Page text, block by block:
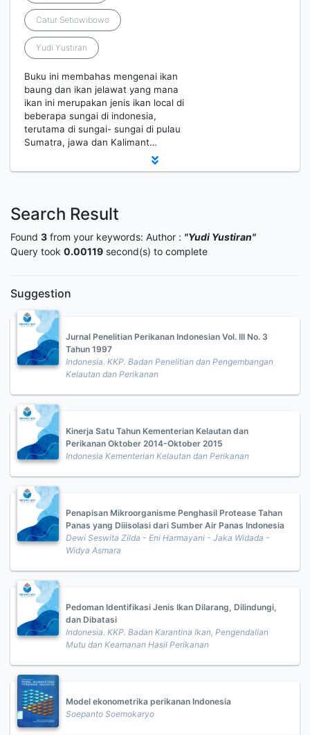
Catur Setiowibowo
Yudi Yustiran
Buku ini membahas mengenai ikan
baung dan ikan jelawat yang mana
ikan ini merupakan jenis ikan local di
beberapa sungai di indonesia,
terutama di sungai- sungai di pulau
Sumatra, jawa dan Kalimant…
Search Result
Found 3 from your keywords: Author : "Yudi Yustiran"
Query took 0.00119 second(s) to complete
Suggestion
Jurnal Penelitian Perikanan Indonesian Vol. III No. 3
Tahun 1997
Indonesia. KKP. Badan Penelitian dan Pengembangan
Kelautan dan Perikanan
Kinerja Satu Tahun Kementerian Kelautan dan
Perikanan Oktober 2014-Oktober 2015
Indonesia Kementerian Kelautan dan Perikanan
Penapisan Mikroorganisme Penghasil Protease Tahan
Panas yang Diiisolasi dari Sumber Air Panas Indonesia
Dewi Seswita Zilda - Eni Harmayani - Jaka Widada -
Widya Asmara
Pedoman Identifikasi Jenis Ikan Dilarang, Dilindungi,
dan Dibatasi
Indonesia. KKP. Badan Karantina Ikan, Pengendalian
Mutu dan Keamanan Hasil Perikanan
Model ekonometrika perikanan Indonesia
Soepanto Soemokaryo